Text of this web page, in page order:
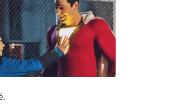
4: James Cameron promluvil
tom, jak to vypadá s budoucností
série